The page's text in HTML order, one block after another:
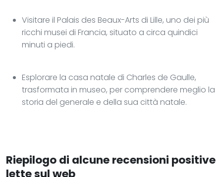
Visitare il Palais des Beaux-Arts di Lille, uno dei più
ricchi musei di Francia, situato a circa quindici
minuti a piedi.
Esplorare la casa natale di Charles de Gaulle,
trasformata in museo, per comprendere meglio la
storia del generale e della sua città natale.
Riepilogo di alcune recensioni positive
lette sul web